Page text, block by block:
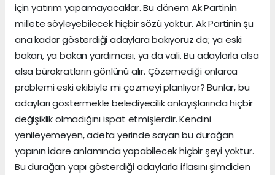
için yatırım yapamayacaklar. Bu dönem Ak Partinin
millete söyleyebilecek hiçbir sözü yoktur. Ak Partinin şu
ana kadar gösterdiği adaylara bakıyoruz da; ya eski
bakan, ya bakan yardımcısı, ya da vali. Bu adaylarla alsa
alsa bürokratların gönlünü alır. Çözemediği onlarca
problemi eski ekibiyle mi çözmeyi planlıyor? Bunlar, bu
adayları göstermekle belediyecilik anlayışlarında hiçbir
değişiklik olmadığını ispat etmişlerdir. Kendini
yenileyemeyen, adeta yerinde sayan bu durağan
yapının idare anlamında yapabilecek hiçbir şeyi yoktur.
Bu durağan yapı gösterdiği adaylarla iflasını şimdiden